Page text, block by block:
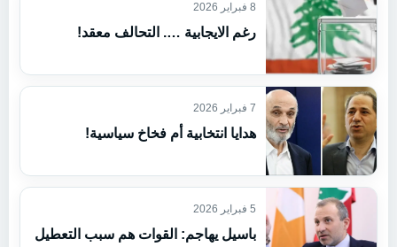
8 فبراير 2026
رغم الايجابية …. التحالف معقد!
7 فبراير 2026
هدايا انتخابية أم فخاخ سياسية!
5 فبراير 2026
باسيل يهاجم: القوات هم سبب التعطيل